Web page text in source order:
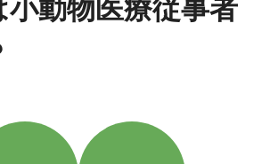
動物医療従事者